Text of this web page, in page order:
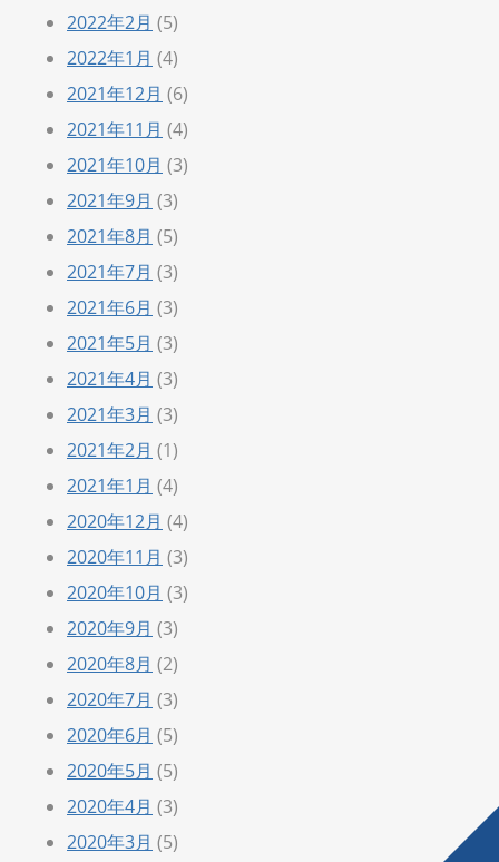
2022年2月 (5)
2022年1月 (4)
2021年12月 (6)
2021年11月 (4)
2021年10月 (3)
2021年9月 (3)
2021年8月 (5)
2021年7月 (3)
2021年6月 (3)
2021年5月 (3)
2021年4月 (3)
2021年3月 (3)
2021年2月 (1)
2021年1月 (4)
2020年12月 (4)
2020年11月 (3)
2020年10月 (3)
2020年9月 (3)
2020年8月 (2)
2020年7月 (3)
2020年6月 (5)
2020年5月 (5)
2020年4月 (3)
2020年3月 (5)